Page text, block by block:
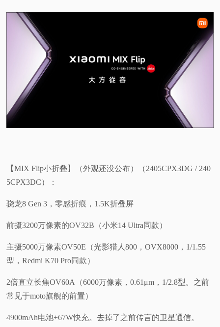
【MIX Flip小折叠】（外观还没公布）（2405CPX3DG / 240
5CPX3DC）：
骁龙8 Gen 3，零感折痕，1.5K折叠屏
前摄3200万像素的OV32B（小米14 Ultra同款）
主摄5000万像素OV50E（光影猎人800，OVX8000，1/1.55
型，Redmi K70 Pro同款）
2倍直立长焦OV60A（6000万像素，0.61μm，1/2.8型。之前
常见于moto旗舰的前置）
4900mAh电池+67W快充。去掉了之前传言的卫星通信。